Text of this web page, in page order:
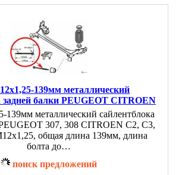
139мм металлический
задней балки PEUGEOT CITROEN
139мм металлический сайлентблока
307, 308 CITROEN C2, C3,
общая длина 139мм, длина
болта до…
поиск предложений